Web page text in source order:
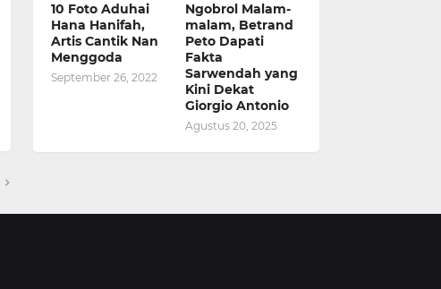
10 Foto Aduhai
Hana Hanifah,
Artis Cantik Nan
Menggoda
September 26, 2022
Ngobrol Malam-
malam, Betrand
Peto Dapati
Fakta
Sarwendah yang
Kini Dekat
Giorgio Antonio
Agustus 20, 2025